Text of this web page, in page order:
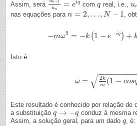
Assim, será n+1
un
= eiq
un+1 un=eiq comq
qreal, i.e., u
un
nas equações para n = 2,. . . , N − 1
n= 2, ..,N − 1 ,
−mω2 = −k (1 − e−iq ) +
−mω2= −k 1−e − iq )+k(eiq−1)
Isto é:
ω = 2k
m (1 − cos
−−−−−−−−
√
ω=2k m( 1−c osq)
Este resultado é conhecido por relação de
a substituição q → −q
q→− q
conduz à mesma
Assim, a solução geral, para um dado q
q, é: